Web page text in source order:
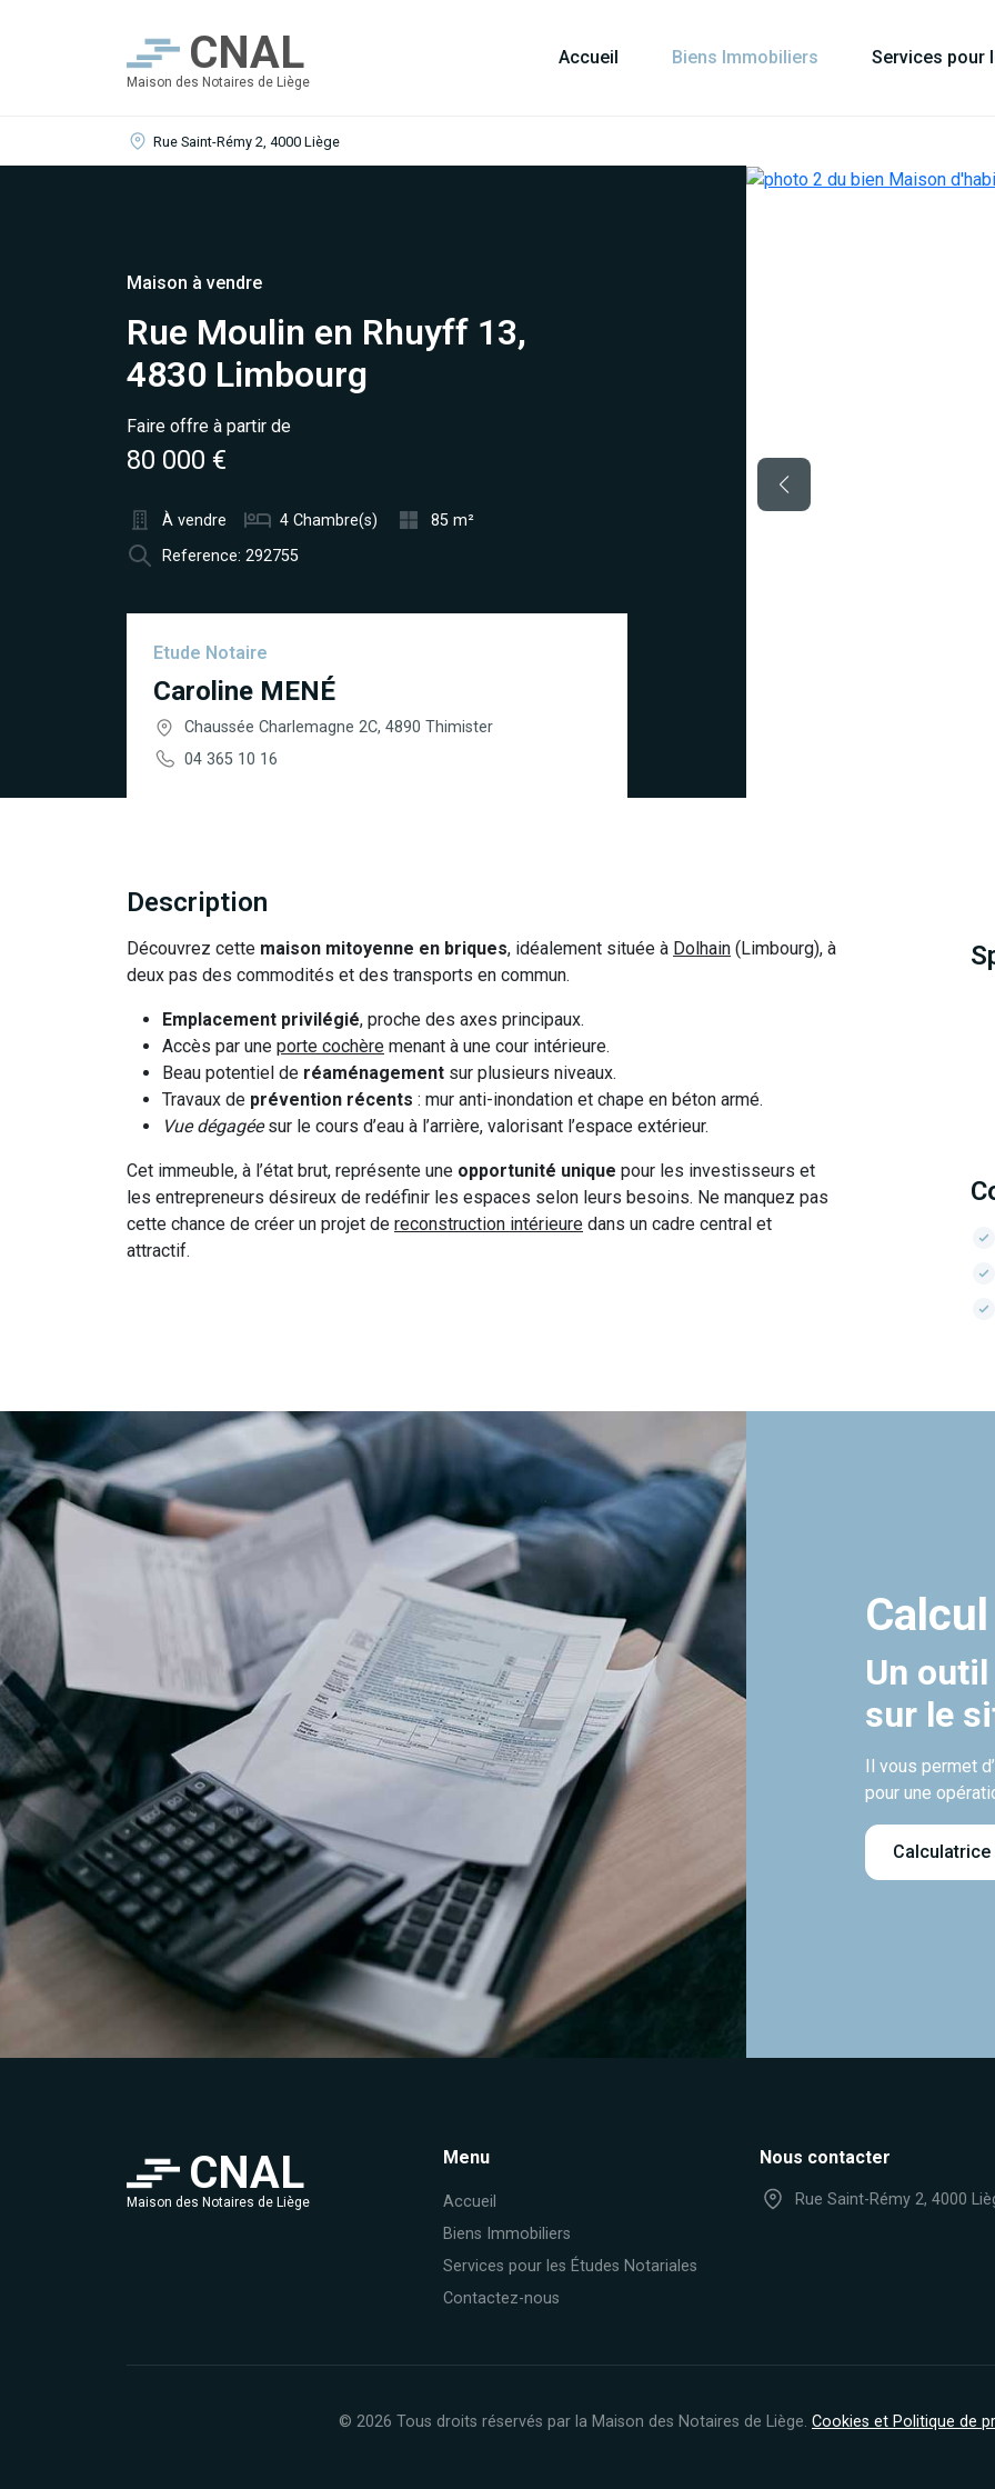
Rue Saint-Rémy 2, 4000 Liège
CNAL
Maison des Notaires de Liège
Accueil Biens Immobiliers Services pour
Maison à vendre
Rue Moulin en Rhuyff 13,
4830 Limbourg
Faire offre à partir de
80 000 €
À vendre 4 Chambre(s)
85 m²
Reference: 292755
Etude Notaire
Caroline MENÉ
Chaussée Charlemagne 2C, 4890 Thimister
04 365 10 16
Description
Découvrez cette maison mitoyenne en briques, idéalement située à Dolhain (Limbourg), à
deux pas des commodités et des transports en commun.
Emplacement privilégié, proche des axes principaux.
Accès par une porte cochère menant à une cour intérieure.
Beau potentiel de réaménagement sur plusieurs niveaux.
Travaux de prévention récents : mur anti-inondation et chape en béton armé.
Vue dégagéesur le cours d’eau à l’arrière, valorisant l’espace extérieur.
Cet immeuble, à l’état brut, représente une opportunité unique pour les investisseurs et
les entrepreneurs désireux de redéfinir les espaces selon leurs besoins. Ne manquez pas
cette chance de créer un projet de reconstruction intérieure dans un cadre central et
attractif.
Un
sur le
Il vous permet
pour une
CNAL
Maison des Notaires de Liège
Menu
Accueil
Biens Immobiliers
Services pour les Études Notariales
Contactez-nous
Nous contacter
Rue Saint-Rémy 2, 4000
© 2026 Tous droits réservés par la Maison des Notaires de Liège. Cookies et Politique de